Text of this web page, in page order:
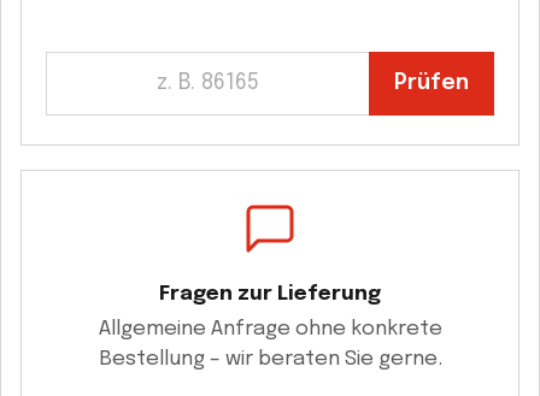
Prüfen
Fragen zur Lieferung
Allgemeine Anfrage ohne konkrete
Bestellung – wir beraten Sie gerne.